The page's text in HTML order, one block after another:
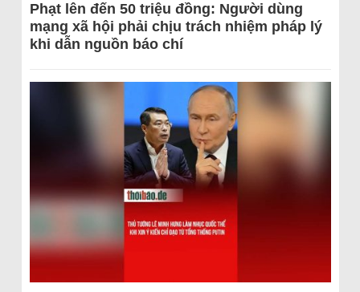
Phạt lên đến 50 triệu đồng: Người dùng
mạng xã hội phải chịu trách nhiệm pháp lý
khi dẫn nguồn báo chí